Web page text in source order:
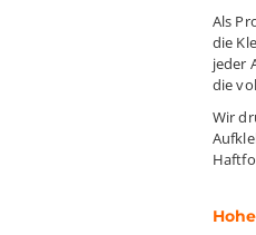
Als
die
jeder
die
Wir